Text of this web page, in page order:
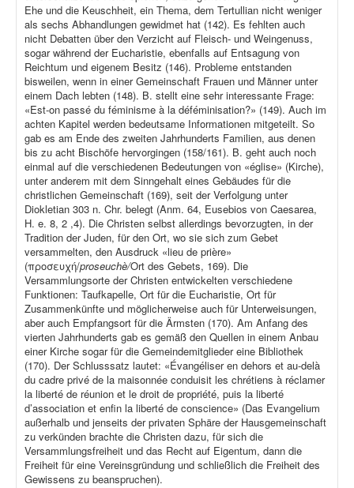
Ehe und die Keuschheit, ein Thema, dem Tertullian nicht weniger
als sechs Abhandlungen gewidmet hat (142). Es fehlten auch
nicht Debatten über den Verzicht auf Fleisch- und Weingenuss,
sogar während der Eucharistie, ebenfalls auf Entsagung von
Reichtum und eigenem Besitz (146). Probleme entstanden
bisweilen, wenn in einer Gemeinschaft Frauen und Männer unter
einem Dach lebten (148). B. stellt eine sehr interessante Frage:
«Est-on passé du féminisme à la déféminisation?» (149). Auch im
achten Kapitel werden bedeutsame Informationen mitgeteilt. So
gab es am Ende des zweiten Jahrhunderts Familien, aus denen
bis zu acht Bischöfe hervorgingen (158/161). B. geht auch noch
einmal auf die verschiedenen Bedeutungen von «église» (Kirche),
unter anderem mit dem Sinngehalt eines Gebäudes für die
christlichen Gemeinschaft (169), seit der Verfolgung unter
Diokletian 303 n. Chr. belegt (Anm. 64, Eusebios von Caesarea,
H. e. 8, 2 ,4). Die Christen selbst allerdings bevorzugten, in der
Tradition der Juden, für den Ort, wo sie sich zum Gebet
versammelten, den Ausdruck «lieu de prière»
(προσευχή/proseuchè/Ort des Gebets, 169). Die
Versammlungsorte der Christen entwickelten verschiedene
Funktionen: Taufkapelle, Ort für die Eucharistie, Ort für
Zusammenkünfte und möglicherweise auch für Unterweisungen,
aber auch Empfangsort für die Ärmsten (170). Am Anfang des
vierten Jahrhunderts gab es gemäß den Quellen in einem Anbau
einer Kirche sogar für die Gemeindemitglieder eine Bibliothek
(170). Der Schlusssatz lautet: «Évangéliser en dehors et au-delà
du cadre privé de la maisonnée conduisit les chrétiens à réclamer
la liberté de réunion et le droit de propriété, puis la liberté
d’association et enfin la liberté de conscience» (Das Evangelium
außerhalb und jenseits der privaten Sphäre der Hausgemeinschaft
zu verkünden brachte die Christen dazu, für sich die
Versammlungsfreiheit und das Recht auf Eigentum, dann die
Freiheit für eine Vereinsgründung und schließlich die Freiheit des
Gewissens zu beanspruchen).